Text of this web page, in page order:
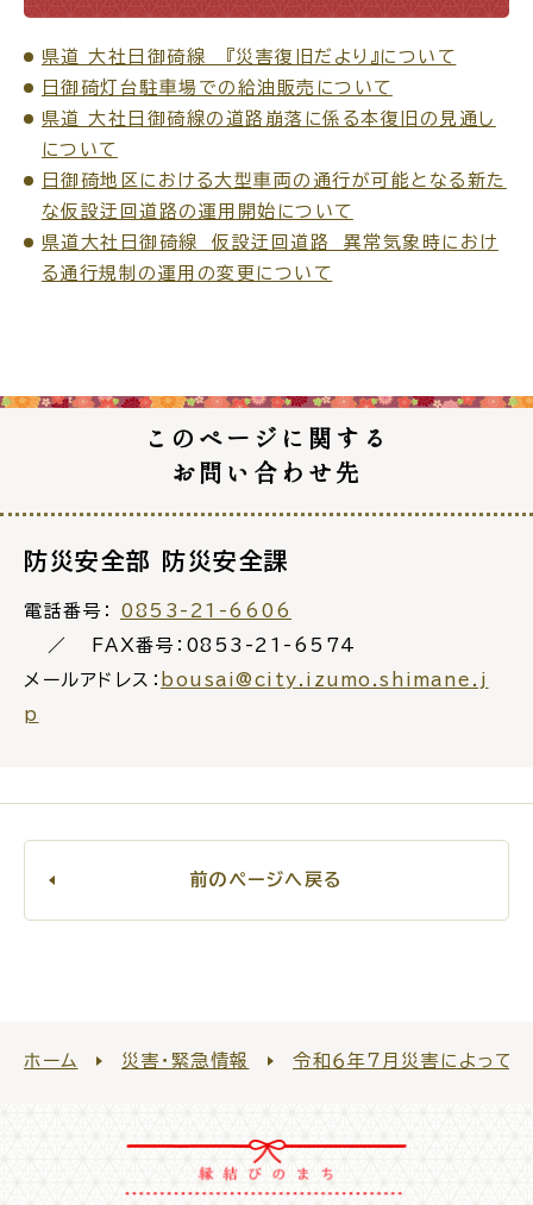
おくやみ
目的から探す
ごみ・リサイクル 防災
各種相談窓口
県道 大社日御碕線 『災害復旧だより』について
日御碕灯台駐車場での給油販売について
県道 大社日御碕線の道路崩落に係る本復旧の見通し
について
日御碕地区における大型車両の通行が可能となる新た
な仮設迂回道路の運用開始について
県道大社日御碕線 仮設迂回道路 異常気象時におけ
る通行規制の運用の変更について
このページに関する
お問い合わせ先
防災安全部 防災安全課
電話番号： 0853-21-6606
FAX番号：0853-21-6574
メールアドレス： bousai@city.izumo.shimane.j
p
前のページへ戻る
ホーム 災害・緊急情報 令和６年７月災害によって